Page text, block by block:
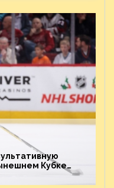
Кубке